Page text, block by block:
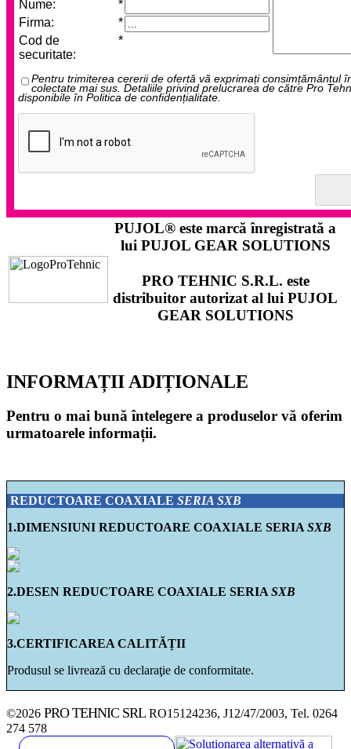
Nume:
*
Firma:
*
Cod de
securitate:
*
Pentru trimiterea cererii de ofertă vă exprimați consimțământul
colectate mai sus. Detaliile privind prelucrarea de către Pro
disponibile în Politica de confidențialitate.
PUJOL® este marcă înregistrată a
lui PUJOL GEAR SOLUTIONS
PRO TEHNIC S.R.L. este
distribuitor autorizat al lui PUJOL
GEAR SOLUTIONS
INFORMAȚII ADIȚIONALE
Pentru o mai bună întelegere a produselor vă oferim
urmatoarele informații.
REDUCTOARE COAXIALE SERIA SXB
1.DIMENSIUNI REDUCTOARE COAXIALE SERIA SXB
2.DESEN REDUCTOARE COAXIALE SERIA SXB
3.CERTIFICAREA CALITĂȚII
Produsul se livrează cu declaraţie de conformitate.
©2026 PRO TEHNIC SRL RO15124236, J12/47/2003, Tel. 0264
274 578